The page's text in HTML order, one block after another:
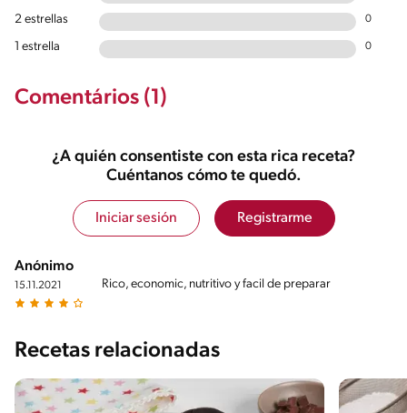
2 estrellas 0
1 estrella 0
Comentários (1)
¿A quién consentiste con esta rica receta?
Cuéntanos cómo te quedó.
Iniciar sesión Registrarme
Anónimo
15.11.2021 Rico, economic, nutritivo y facil de preparar
Recetas relacionadas